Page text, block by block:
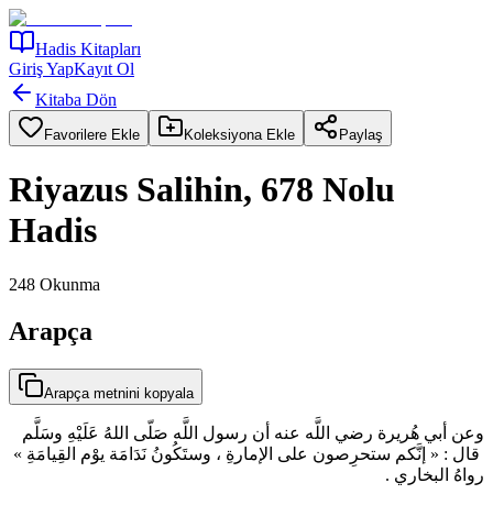
Hadis Kitapları
Giriş YapKayıt Ol
Kitaba Dön
Favorilere Ekle Koleksiyona Ekle Paylaş
Riyazus Salihin, 678 Nolu
Hadis
248 Okunma
Arapça
Arapça metnini kopyala
وعن أبي هُريرة رضي اللَّه عنه أن رسول اللَّه صَلّى اللهُ عَلَيْهِ وسَلَّم
قال : « إنَّكم ستحرِصون على الإمارةِ ، وستَكُونُ نَدَامَة يوْم القِيامَةِ »
رواهُ البخاري .